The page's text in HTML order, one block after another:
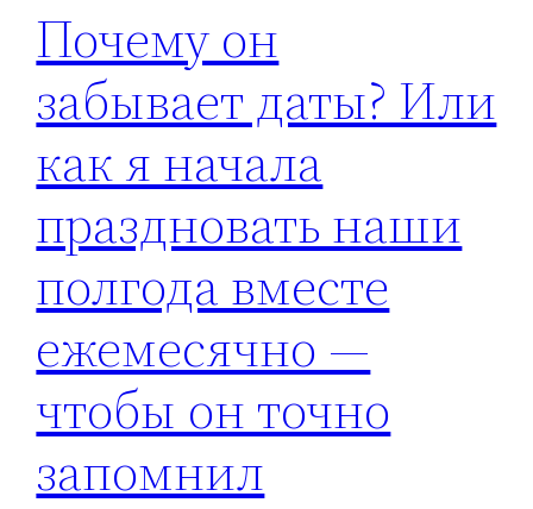
Почему он
забывает даты? Или
как я начала
праздновать наши
полгода вместе
ежемесячно —
чтобы он точно
запомнил